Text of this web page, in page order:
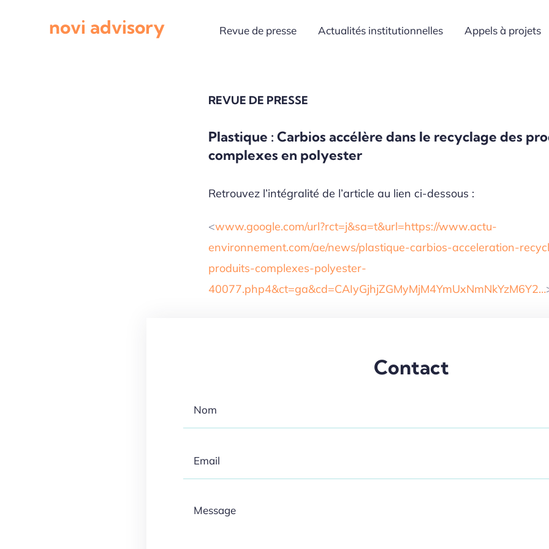
novi advisory Revue de presse Actualités institutionnelles Appels à projets
REVUE DE PRESSE
Plastique : Carbios accélère dans le recyclage des
complexes en polyester
Retrouvez l’intégralité de l’article au lien ci-dessous :
<www.google.com/url?rct=j&sa=t&url=https://www.actu-
environnement.com/ae/news/plastique-carbios-acceleration-
produits-complexes-polyester-
40077.php4&ct=ga&cd=CAIyGjhjZGMyMjM4YmUxNmNkYzM6Y2…
Contact